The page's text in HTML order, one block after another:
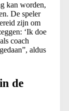
kan worden,
De speler
zijn om
‘Ik doe
coach
aldus
de